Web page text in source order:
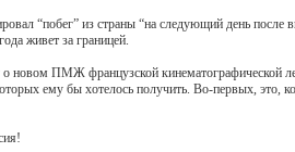
“побег” из страны “на следующий день после
живет за границей.
новом ПМЖ французской кинематографической
ему бы хотелось получить. Во-первых, это,